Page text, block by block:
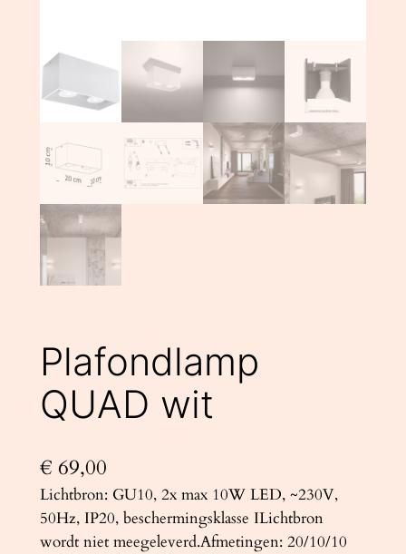
Plafondlamp
QUAD wit
€ 69,00
Lichtbron: GU10, 2x max 10W LED, ~230V,
50Hz, IP20, beschermingsklasse ILichtbron
wordt niet meegeleverd.Afmetingen: 20/10/10